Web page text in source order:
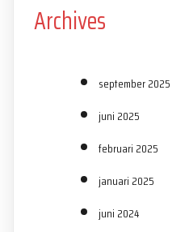
Archives
september 2025
juni 2025
februari 2025
januari 2025
juni 2024